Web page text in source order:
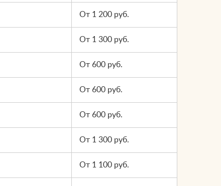
От 1 200 руб.
От 1 300 руб.
От 600 руб.
От 600 руб.
От 600 руб.
От 1 300 руб.
От 1 100 руб.